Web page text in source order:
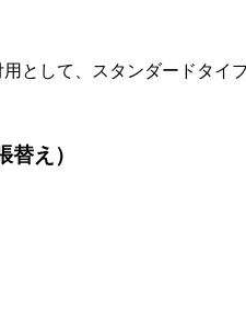
として、スタンダードタイ
え）